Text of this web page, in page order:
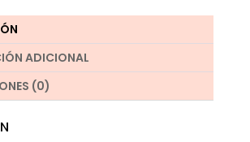
ADICIONAL
(0)